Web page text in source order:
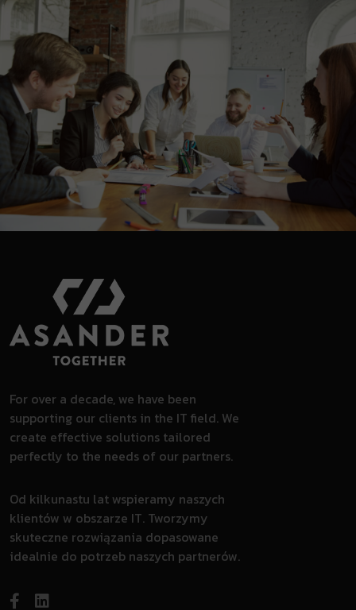
For over a decade, we have been
supporting our clients in the IT field. We
create effective solutions tailored
perfectly to the needs of our partners.
Od kilkunastu lat wspieramy naszych
klientów w obszarze IT. Tworzymy
skuteczne rozwiązania dopasowane
idealnie do potrzeb naszych partnerów.